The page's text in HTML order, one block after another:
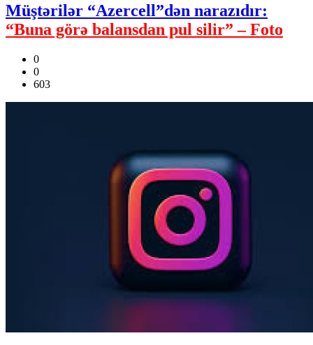
Müştərilər “Azercell”dən narazıdır:
“Buna görə balansdan pul silir” – Foto
0
0
603